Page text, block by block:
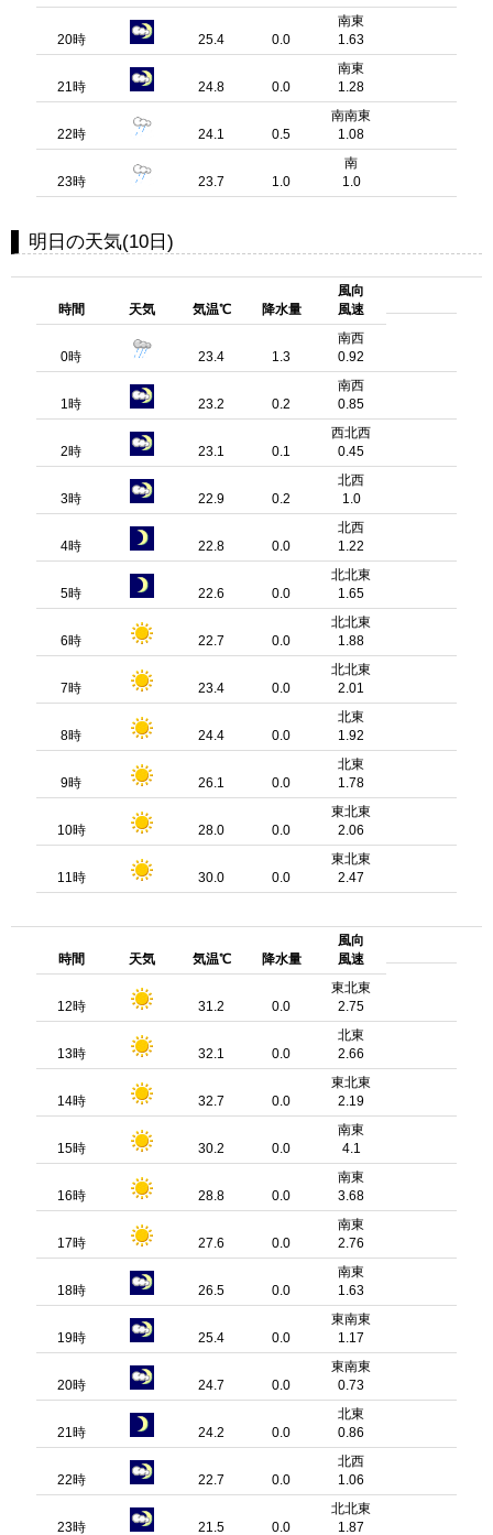
20時 25.4 0.0
南東
1.63
21時 24.8 0.0
南東
1.28
22時 24.1 0.5
南南東
1.08
23時 23.7 1.0
南
1.0
明日の天気(10日)
時間 天気 気温℃ 降水量
風向
風速
0時 23.4 1.3
南西
0.92
1時 23.2 0.2
南西
0.85
2時 23.1 0.1
西北西
0.45
3時 22.9 0.2
北西
1.0
4時 22.8 0.0
北西
1.22
5時 22.6 0.0
北北東
1.65
6時 22.7 0.0
北北東
1.88
7時 23.4 0.0
北北東
2.01
8時 24.4 0.0
北東
1.92
9時 26.1 0.0
北東
1.78
10時 28.0 0.0
東北東
2.06
11時 30.0 0.0
東北東
2.47
時間 天気 気温℃ 降水量
風向
風速
12時 31.2 0.0
東北東
2.75
13時 32.1 0.0
北東
2.66
14時 32.7 0.0
東北東
2.19
15時 30.2 0.0
南東
4.1
16時 28.8 0.0
南東
3.68
17時 27.6 0.0
南東
2.76
18時 26.5 0.0
南東
1.63
19時 25.4 0.0
東南東
1.17
20時 24.7 0.0
東南東
0.73
21時 24.2 0.0
北東
0.86
22時 22.7 0.0
北西
1.06
23時 21.5 0.0
北北東
1.87